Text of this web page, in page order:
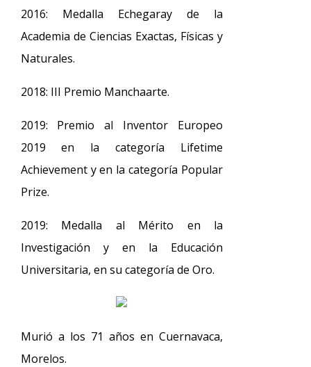
2016: Medalla Echegaray de la
Academia de Ciencias Exactas, Físicas y
Naturales.
2018: III Premio Manchaarte.
2019: Premio al Inventor Europeo
2019 en la categoría Lifetime
Achievement y en la categoría Popular
Prize.
2019: Medalla al Mérito en la
Investigación y en la Educación
Universitaria, en su categoría de Oro.
Murió a los 71 años en Cuernavaca,
Morelos.